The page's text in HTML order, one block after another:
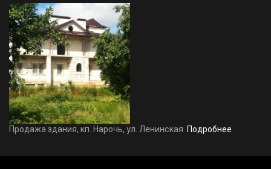
Продажа здания, кп. Нарочь, ул. Ленинская. Подробнее